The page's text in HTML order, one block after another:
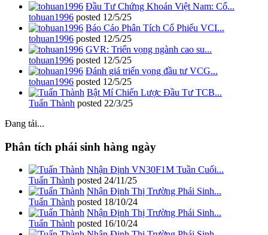
Đầu Tư Chứng Khoán Việt Nam: Cổ...
tohuan1996 posted 12/5/25
Báo Cáo Phân Tích Cổ Phiếu VCI...
tohuan1996 posted 12/5/25
GVR: Triển vọng ngành cao su...
tohuan1996 posted 12/5/25
Đánh giá triển vọng đầu tư VCG...
tohuan1996 posted 12/5/25
Bật Mí Chiến Lược Đầu Tư TCB...
Tuấn Thành posted 22/3/25
Đang tải...
Phân tích phái sinh hàng ngày
Nhận Định VN30F1M Tuần Cuối...
Tuấn Thành posted 24/11/25
Nhận Định Thị Trường Phái Sinh...
Tuấn Thành posted 18/10/24
Nhận Định Thị Trường Phái Sinh...
Tuấn Thành posted 16/10/24